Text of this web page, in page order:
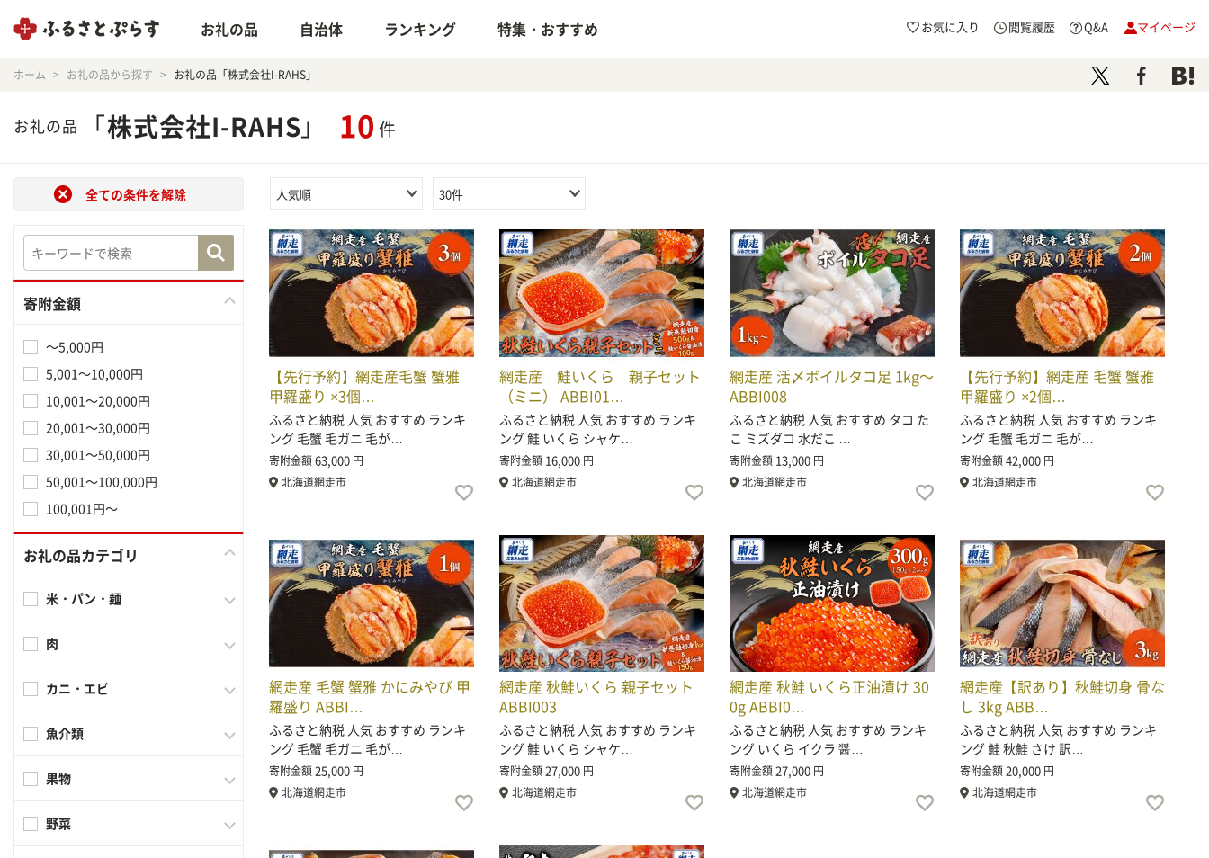
お礼の品 自治体 ランキング 特集・おすすめ お気に入り 閲覧履歴 Q&A マイページ
ホーム お礼の品から探す お礼の品「株式会社I-RAHS」
お礼の品「株式会社I-RAHS」 10 件
全ての条件を解除
寄附金額
～5,000円
5,001～10,000円
10,001～20,000円
20,001～30,000円
30,001～50,000円
50,001～100,000円
100,001円～
お礼の品カテゴリ
米・パン・麺
肉
カニ・エビ
魚介類
果物
野菜
人気順 30件
【先行予約】網走産毛蟹 蟹雅
甲羅盛り ×3個…
ふるさと納税 人気 おすすめ ランキ
ング 毛蟹 毛ガニ 毛が…
寄附金額63,000 円
北海道網走市
網走産 鮭いくら 親子セット
（ミニ） ABBI01…
ふるさと納税 人気 おすすめ ランキ
ング 鮭 いくら シャケ…
寄附金額 16,000 円
北海道網走市
網走産 活〆ボイルタコ足 1kg〜
ABBI008
ふるさと納税 人気 おすすめ タコ た
こ ミズダコ 水だこ …
寄附金額 13,000 円
北海道網走市
【先行予約】網走産 毛蟹 蟹雅
甲羅盛り ×2個…
ふるさと納税 人気 おすすめ ランキ
ング 毛蟹 毛ガニ 毛が…
寄附金額42,000 円
北海道網走市
網走産 毛蟹 蟹雅 かにみやび 甲
羅盛り ABBI…
ふるさと納税 人気 おすすめ ランキ
ング 毛蟹 毛ガニ 毛が…
寄附金額25,000 円
北海道網走市
網走産 秋鮭いくら 親子セット
ABBI003
ふるさと納税 人気 おすすめ ランキ
ング 鮭 いくら シャケ…
寄附金額27,000 円
北海道網走市
網走産 秋鮭 いくら正油漬け 30
0g ABBI0…
ふるさと納税 人気 おすすめ ランキ
ング いくら イクラ 醤…
寄附金額27,000 円
北海道網走市
網走産【訳あり】秋鮭切身 骨な
し 3kg ABB…
ふるさと納税 人気 おすすめ ランキ
ング 鮭 秋鮭 さけ 訳…
寄附金額20,000 円
北海道網走市